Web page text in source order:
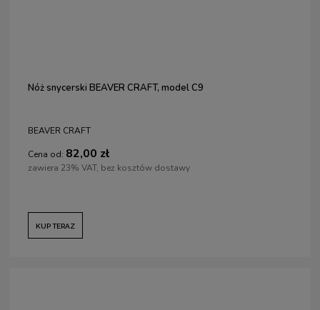
Nóż snycerski BEAVER CRAFT, model C9
BEAVER CRAFT
Cena od: 82,00 zł
zawiera 23% VAT, bez kosztów dostawy
KUP TERAZ